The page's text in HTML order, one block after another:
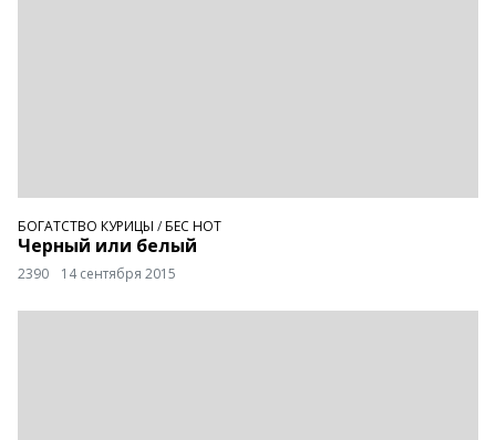
БОГАТСТВО КУРИЦЫ /БЕС НОТ
Черный или белый
2390 14 сентября 2015